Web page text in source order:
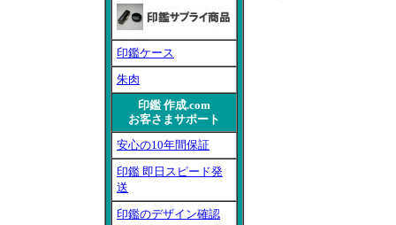
印鑑ケース
朱肉
印鑑 作成.com
お客さまサポート
安心の10年間保証
印鑑 即日スピード発
送
印鑑のデザイン確認